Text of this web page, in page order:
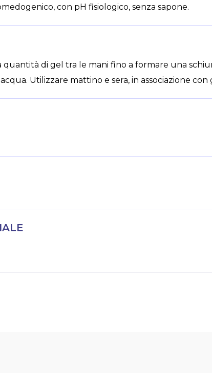
con pH fisiologico, senza sapone.
quantità di gel tra le mani fino a formare una
Utilizzare mattino e sera, in associazione